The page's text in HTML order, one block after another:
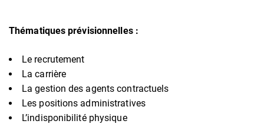
Thématiques prévisionnelles :
Le recrutement
La carrière
La gestion des agents contractuels
Les positions administratives
L’indisponibilité physique